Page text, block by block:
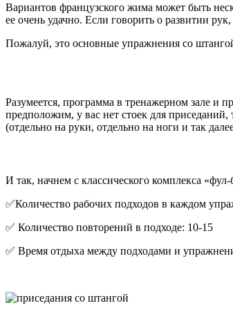
Вариантов французского жима может быть
ее очень удачно. Если говорить о развитии
Пожалуй, это основные упражнения со
Разумеется, программа в тренажерном зале и
предположим, у вас нет стоек для
(отдельно на руки, отдельно на ноги и так
И так, начнем с классического комплекса
✅Количество рабочих подходов в каждом
✅ Количество повторений в подходе: 10-15
✅ Время отдыха между подходами и